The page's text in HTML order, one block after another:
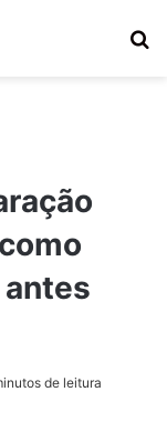
de leitura